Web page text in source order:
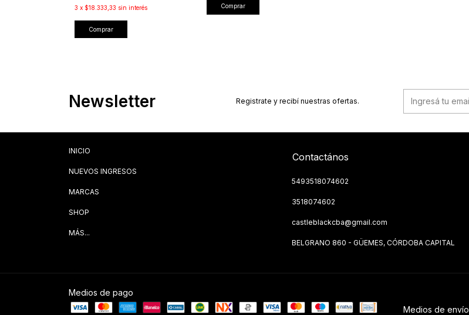
3 x $18.333,33 sin interés
Comprar
Comprar
Newsletter Registrate y recibí nuestras ofertas.
INICIO
NUEVOS INGRESOS
MARCAS
SHOP
MÁS...
Contactános
5493518074602
3518074602
castleblackcba@gmail.com
BELGRANO 860 - GÜEMES, CÓRDOBA CAPITAL
Medios de pago
Medios de envío